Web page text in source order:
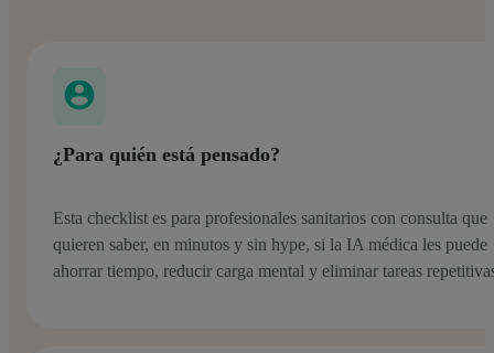
¿Para quién está pensado?
Esta checklist es para profesionales sanitarios con consulta que
quieren saber, en minutos y sin hype, si la IA médica les puede
ahorrar tiempo, reducir carga mental y eliminar tareas